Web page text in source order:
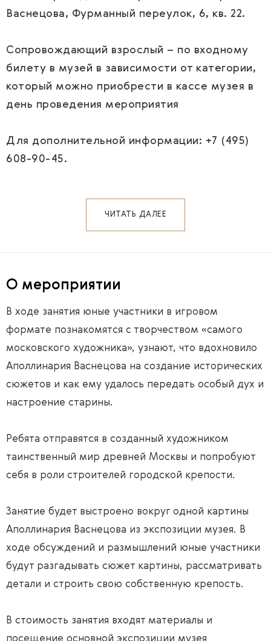
Васнецова, Фурманный переулок, 6, кв. 22.
Сопровождающий взрослый – по входному
билету в музей в зависимости от категории,
который можно приобрести в кассе музея в
день проведения мероприятия
Для дополнительной информации: +7 (495)
608-90-45.
ЧИТАТЬ ДАЛЕЕ
О мероприятии
В ходе занятия юные участники в игровом
формате познакомятся с творчеством «самого
московского художника», узнают, что вдохновило
Аполлинария Васнецова на создание исторических
сюжетов и как ему удалось передать особый дух и
настроение старины.
Ребята отправятся в созданный художником
таинственный мир древней Москвы и попробуют
себя в роли строителей городской крепости.
Занятие будет выстроено вокруг одной картины
Аполлинария Васнецова из экспозиции музея. В
ходе обсуждений и размышлений юные участники
будут разгадывать сюжет картины, рассматривать
детали и строить свою собственную крепость.
В стоимость занятия входят материалы и
посещение основной экспозиции музея